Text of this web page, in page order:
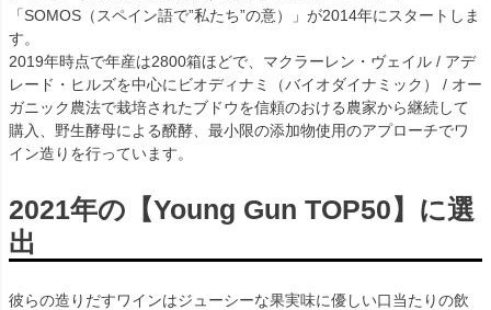
「SOMOS（スペイン語で”私たち”の意）」が2014年にスタートしま
す。
2019年時点で年産は2800箱ほどで、マクラーレン・ヴェイル / アデ
レード・ヒルズを中心にビオディナミ（バイオダイナミック） / オー
ガニック農法で栽培されたブドウを信頼のおける農家から継続して
購入、野生酵母による醗酵、最小限の添加物使用のアプローチでワ
イン造りを行っています。
2021年の【Young Gun TOP50】に選
出
彼らの造りだすワインはジューシーな果実味に優しい口当たりの飲